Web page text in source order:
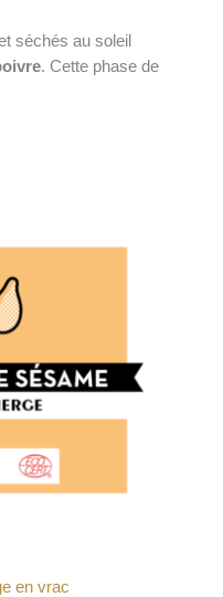
séchés au soleil
. Cette phase de
en vrac